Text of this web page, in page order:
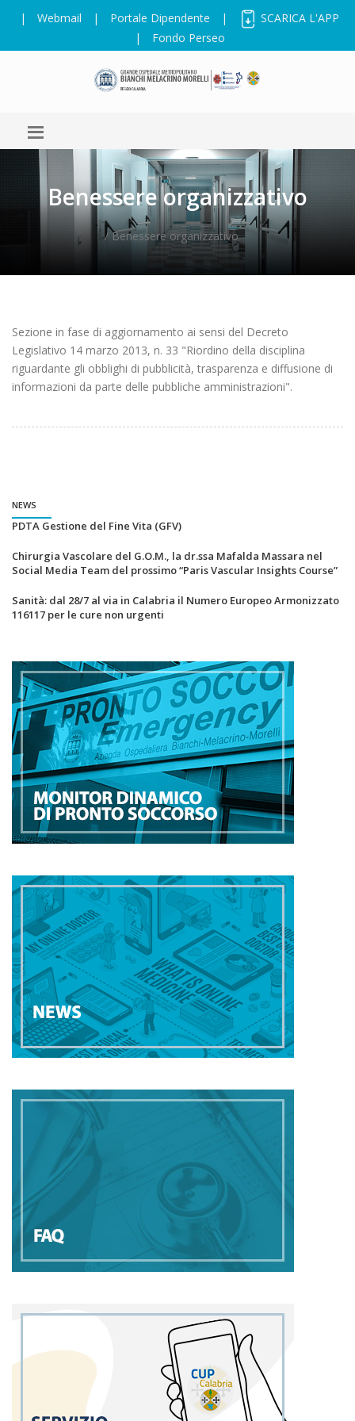
| Webmail | Portale Dipendente |
SCARICA L'APP
|
Fondo Perseo
Benessere organizzativo
/ Benessere organizzativo
Sezione in fase di aggiornamento ai sensi del Decreto
Legislativo 14 marzo 2013, n. 33 "Riordino della disciplina
riguardante gli obblighi di pubblicità, trasparenza e diffusione di
informazioni da parte delle pubbliche amministrazioni".
NEWS
PDTA Gestione del Fine Vita (GFV)
Chirurgia Vascolare del G.O.M., la dr.ssa Mafalda Massara nel
Social Media Team del prossimo “Paris Vascular Insights Course”
Sanità: dal 28/7 al via in Calabria il Numero Europeo Armonizzato
116117 per le cure non urgenti